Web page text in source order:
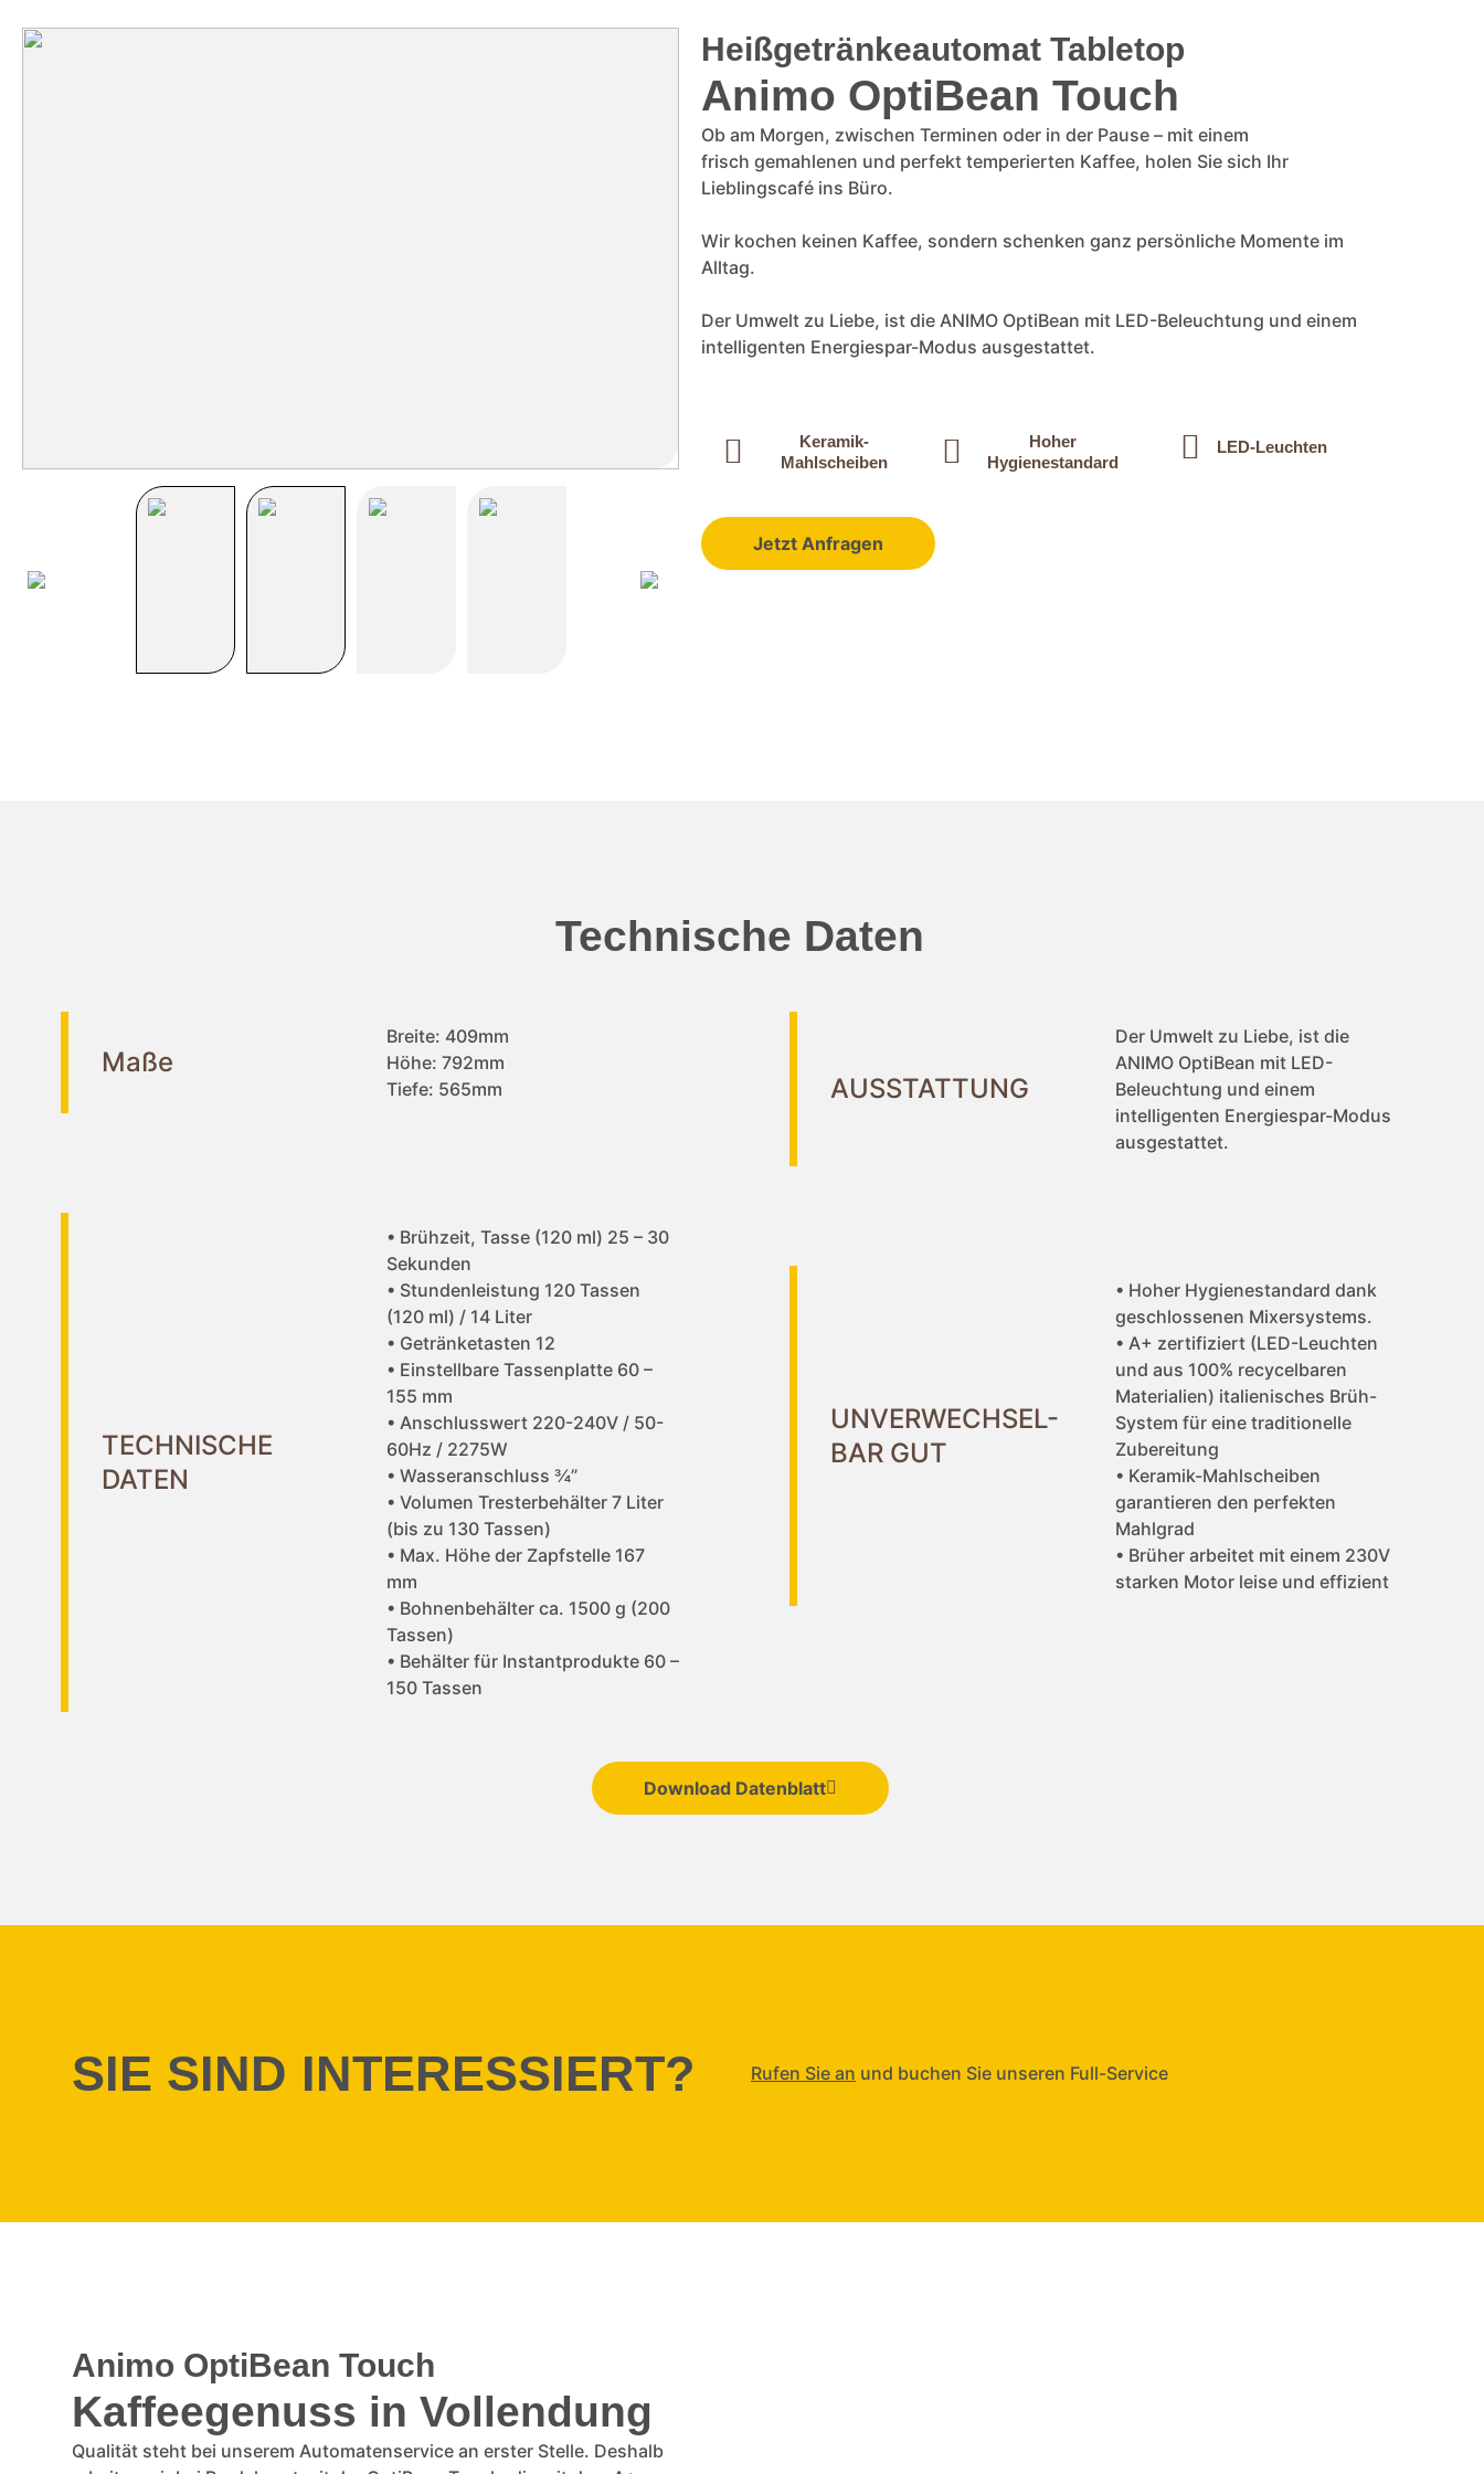
Heißgetränkeautomat Tabletop
Animo OptiBean Touch
Ob am Morgen, zwischen Terminen oder in der Pause – mit einem
frisch gemahlenen und perfekt temperierten Kaffee, holen Sie sich Ihr
Lieblingscafé ins Büro.
Wir kochen keinen Kaffee, sondern schenken ganz persönliche Momente im
Alltag.
Der Umwelt zu Liebe, ist die ANIMO OptiBean mit LED-Beleuchtung und einem
intelligenten Energiespar-Modus ausgestattet.
Keramik-
Mahlscheiben
Hoher
Hygienestandard
LED-Leuchten
Jetzt Anfragen
Technische Daten
Maße
Breite: 409mm
Höhe: 792mm
Tiefe: 565mm
TECHNISCHE
DATEN
• Brühzeit, Tasse (120 ml) 25 – 30
Sekunden
• Stundenleistung 120 Tassen
(120 ml) / 14 Liter
• Getränketasten 12
• Einstellbare Tassenplatte 60 –
155 mm
• Anschlusswert 220-240V / 50-
60Hz / 2275W
• Wasseranschluss ¾”
• Volumen Tresterbehälter 7 Liter
(bis zu 130 Tassen)
• Max. Höhe der Zapfstelle 167
mm
• Bohnenbehälter ca. 1500 g (200
Tassen)
• Behälter für Instantprodukte 60 –
150 Tassen
AUSSTATTUNG
Der Umwelt zu Liebe, ist die
ANIMO OptiBean mit LED-
Beleuchtung und einem
intelligenten Energiespar-Modus
ausgestattet.
UNVERWECHSEL-
BAR GUT
• Hoher Hygienestandard dank
geschlossenen Mixersystems.
• A+ zertifiziert (LED-Leuchten
und aus 100% recycelbaren
Materialien) italienisches Brüh-
System für eine traditionelle
Zubereitung
• Keramik-Mahlscheiben
garantieren den perfekten
Mahlgrad
• Brüher arbeitet mit einem 230V
starken Motor leise und effizient
Download Datenblatt
SIE SIND INTERESSIERT? Rufen Sie an und buchen Sie unseren Full-Service
Animo OptiBean Touch
Kaffeegenuss in Vollendung
Qualität steht bei unserem Automatenservice an erster Stelle. Deshalb